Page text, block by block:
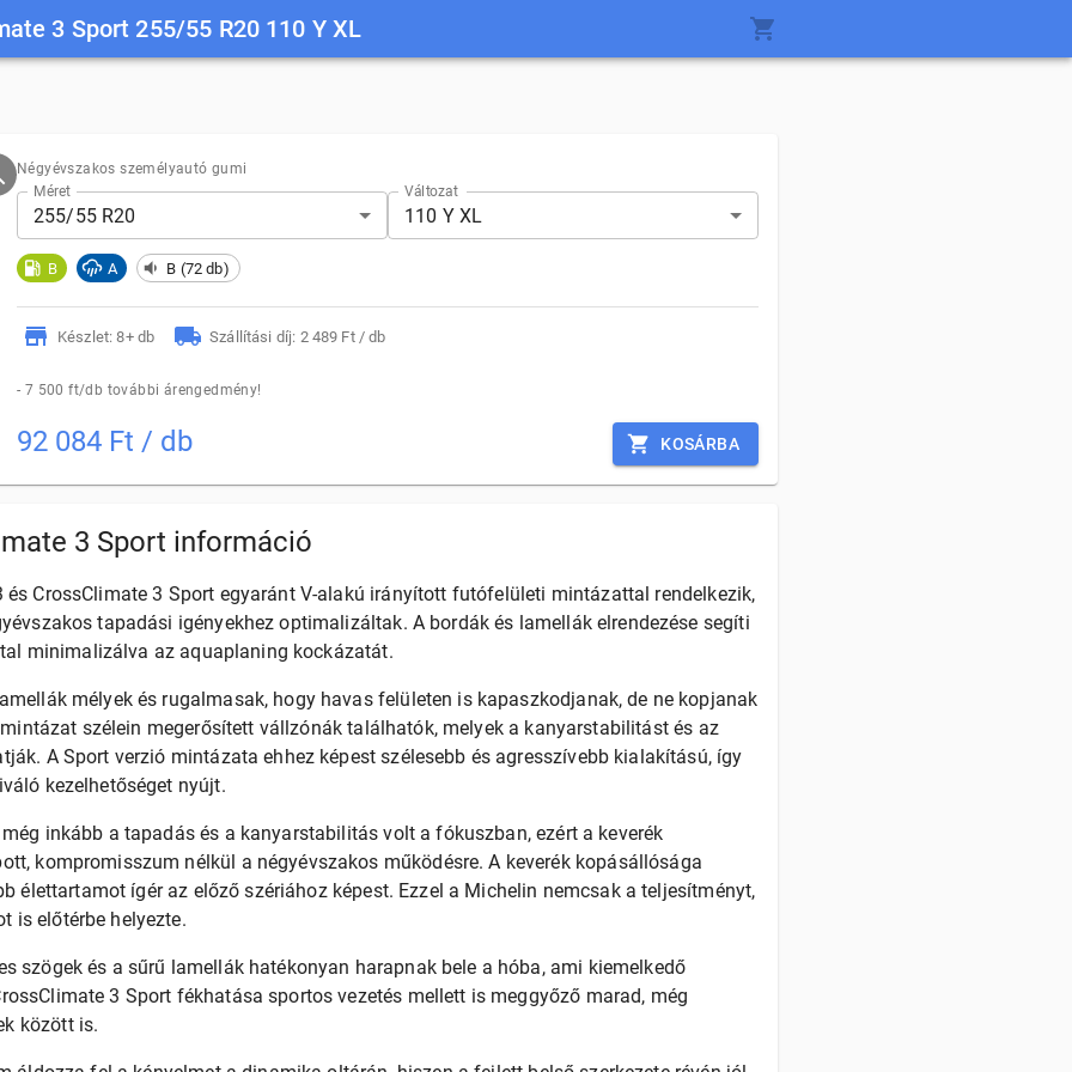
3 Sport 255/55 R20 110 Y XL
Négyévszakos személyautó gumi
Méret
255/55 R20
Változat
110 Y XL
B A B (72 db)
Készlet: 8+ db Szállítási díj: 2 489 Ft / db
- 7 500 ft/db további árengedmény!
92 084 Ft / db KOSÁRBA
3 Sport információ
és CrossClimate 3 Sport egyaránt V-alakú irányított futófelületi mintázattal rendelkezik,
tapadási igényekhez optimalizáltak. A bordák és lamellák elrendezése segíti
minimalizálva az aquaplaning kockázatát.
mélyek és rugalmasak, hogy havas felületen is kapaszkodjanak, de ne kopjanak
szélein megerősített vállzónák találhatók, melyek a kanyarstabilitást és az
A Sport verzió mintázata ehhez képest szélesebb és agresszívebb kialakítású, így
kezelhetőséget nyújt.
inkább a tapadás és a kanyarstabilitás volt a fókuszban, ezért a keverék
kompromisszum nélkül a négyévszakos működésre. A keverék kopásállósága
élettartamot ígér az előző szériához képest. Ezzel a Michelin nemcsak a teljesítményt,
is előtérbe helyezte.
szögek és a sűrű lamellák hatékonyan harapnak bele a hóba, ami kiemelkedő
3 Sport fékhatása sportos vezetés mellett is meggyőző marad, még
között is.